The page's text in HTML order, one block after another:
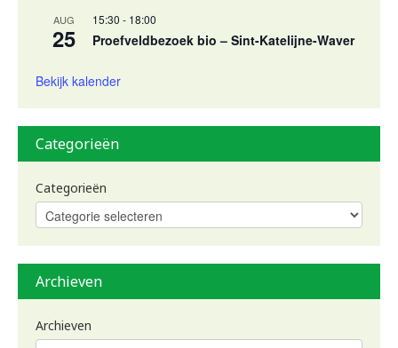
AUG
25
15:30 - 18:00
Proefveldbezoek bio – Sint-Katelijne-Waver
Bekijk kalender
Categorieën
Categorieën
Archieven
Archieven